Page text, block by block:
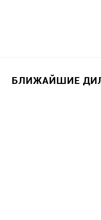
БЛИЖАЙШИЕ